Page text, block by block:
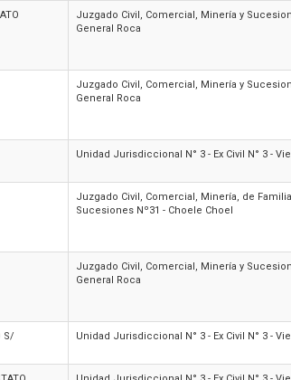
Juzgado Civil, Comercial, Minería y
General Roca
Juzgado Civil, Comercial, Minería y
General Roca
Unidad Jurisdiccional N° 3 - Ex Civil N° 3 -
Juzgado Civil, Comercial, Minería, de
Sucesiones Nº31 - Choele Choel
Juzgado Civil, Comercial, Minería y
General Roca
S/
Unidad Jurisdiccional N° 3 - Ex Civil N° 3 -